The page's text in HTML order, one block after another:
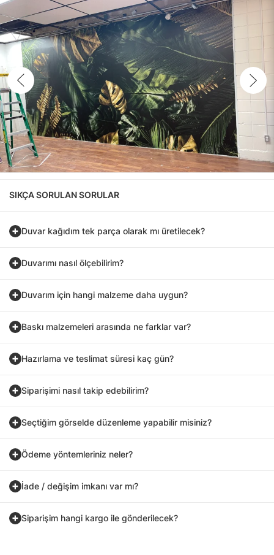
SIKÇA SORULAN SORULAR
Duvar kağıdım tek parça olarak mı üretilecek?
Duvarımı nasıl ölçebilirim?
Duvarım için hangi malzeme daha uygun?
Baskı malzemeleri arasında ne farklar var?
Hazırlama ve teslimat süresi kaç gün?
Siparişimi nasıl takip edebilirim?
Seçtiğim görselde düzenleme yapabilir misiniz?
Ödeme yöntemleriniz neler?
İade / değişim imkanı var mı?
Siparişim hangi kargo ile gönderilecek?